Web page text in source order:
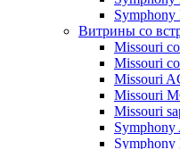
Витрины со
Missouri
Missouri
Missouri
Missouri
Missouri
Symphony